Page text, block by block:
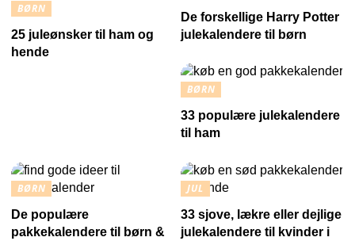
BØRN
25 juleønsker til ham og
hende
De forskellige Harry Potter
julekalendere til børn
BØRN
33 populære julekalendere
til ham
BØRN
De populære
pakkekalendere til børn &
JUL
33 sjove, lækre eller dejlige
julekalendere til kvinder i